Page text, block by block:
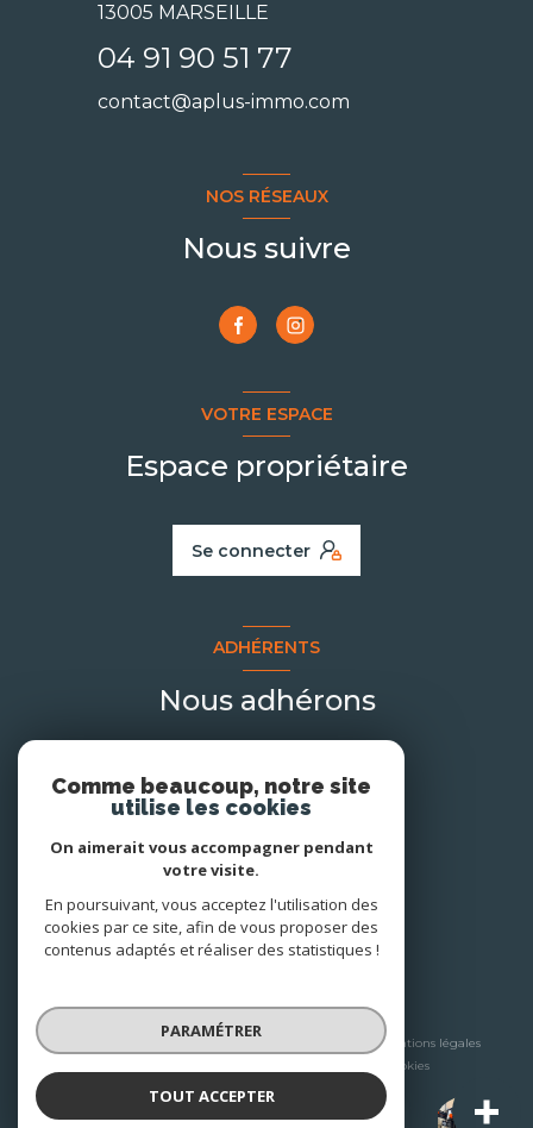
A+ Immobilier-Patrimoine
13005 MARSEILLE
04 91 90 51 77
contact@aplus-immo.com
NOS RÉSEAUX
Nous suivre
VOTRE ESPACE
Espace propriétaire
Se connecter
ADHÉRENTS
Nous adhérons
© 2026 | Tous droits réservés
Mentions légales
Cookies
Réalisé par :
Comme beaucoup, notre site
utilise les cookies
On aimerait vous accompagner pendant
votre visite.
En poursuivant, vous acceptez l'utilisation des
cookies par ce site, afin de vous proposer des
contenus adaptés et réaliser des statistiques !
PARAMÉTRER
TOUT ACCEPTER